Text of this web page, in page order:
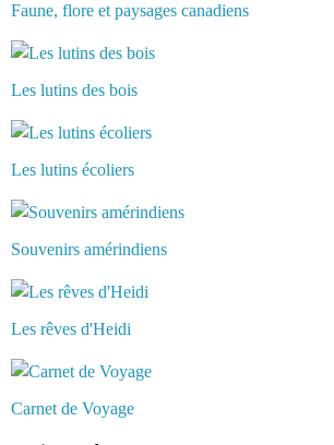
Faune, flore et paysages canadiens
Les lutins des bois
Les lutins écoliers
Souvenirs amérindiens
Les rêves d'Heidi
Carnet de Voyage